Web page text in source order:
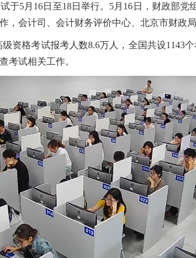
5月16日至18日举行。5月16日，财政部党
，会计司、会计财务评价中心、北京市财政局
格考试报考人数8.6万人，全国共设1143个
考试相关工作。